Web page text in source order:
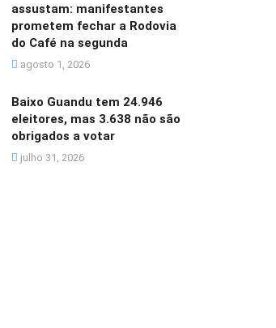
assustam: manifestantes
prometem fechar a Rodovia
do Café na segunda
agosto 1, 2026
Baixo Guandu tem 24.946
eleitores, mas 3.638 não são
obrigados a votar
julho 31, 2026